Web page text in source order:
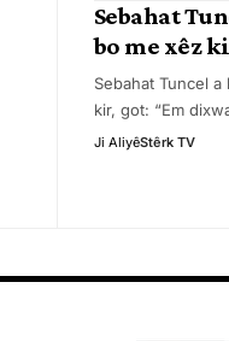
Sebahat
bo me xêz
Sebahat Tuncel
kir, got: “Em
Ji AliyêStêrk TV